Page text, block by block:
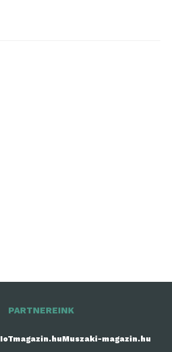
PARTNEREINK
IoTmagazin.huMuszaki-magazin.hu